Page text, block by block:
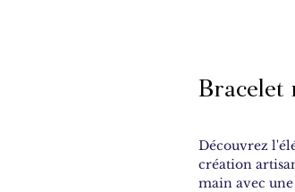
Bracelet
Découvrez
création
main avec